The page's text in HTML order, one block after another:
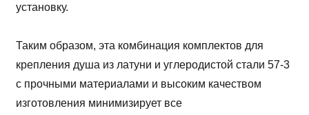
установку.
Таким образом, эта комбинация комплектов для
крепления душа из латуни и углеродистой стали 57-3
с прочными материалами и высоким качеством
изготовления минимизирует все